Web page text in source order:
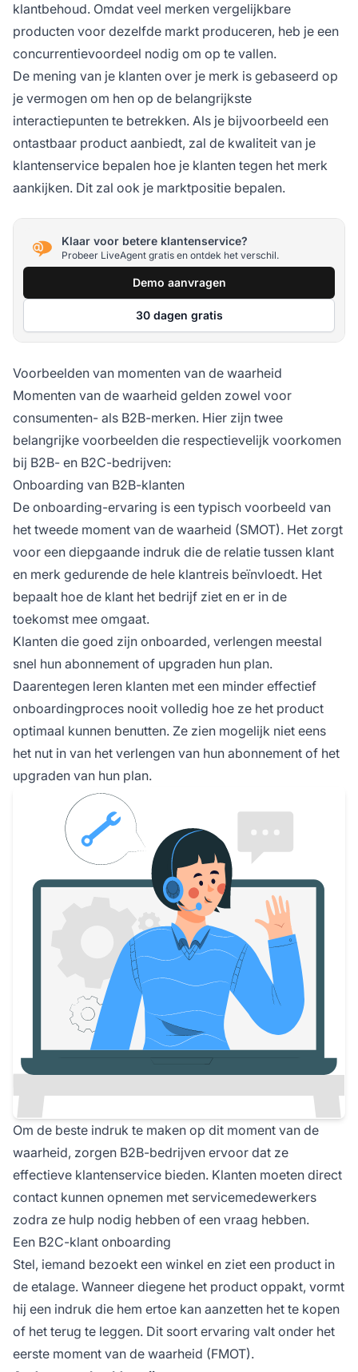
klantbehoud. Omdat veel merken vergelijkbare
producten voor dezelfde markt produceren, heb je een
concurrentievoordeel nodig om op te vallen.
De mening van je klanten over je merk is gebaseerd op
je vermogen om hen op de belangrijkste
interactiepunten te betrekken. Als je bijvoorbeeld een
ontastbaar product aanbiedt, zal de kwaliteit van je
klantenservice bepalen hoe je klanten tegen het merk
aankijken. Dit zal ook je marktpositie bepalen.
Klaar voor betere klantenservice?
Probeer LiveAgent gratis en ontdek het verschil.
Demo aanvragen
30 dagen gratis
Voorbeelden van momenten van de waarheid
Momenten van de waarheid gelden zowel voor
consumenten- als B2B-merken. Hier zijn twee
belangrijke voorbeelden die respectievelijk voorkomen
bij B2B- en B2C-bedrijven:
Onboarding van B2B-klanten
De onboarding-ervaring is een typisch voorbeeld van
het tweede moment van de waarheid (SMOT). Het zorgt
voor een diepgaande indruk die de relatie tussen klant
en merk gedurende de hele klantreis beïnvloedt. Het
bepaalt hoe de klant het bedrijf ziet en er in de
toekomst mee omgaat.
Klanten die goed zijn onboarded, verlengen meestal
snel hun abonnement of upgraden hun plan.
Daarentegen leren klanten met een minder effectief
onboardingproces nooit volledig hoe ze het product
optimaal kunnen benutten. Ze zien mogelijk niet eens
het nut in van het verlengen van hun abonnement of het
upgraden van hun plan.
Om de beste indruk te maken op dit moment van de
waarheid, zorgen B2B-bedrijven ervoor dat ze
effectieve klantenservice bieden. Klanten moeten direct
contact kunnen opnemen met servicemedewerkers
zodra ze hulp nodig hebben of een vraag hebben.
Een B2C-klant onboarding
Stel, iemand bezoekt een winkel en ziet een product in
de etalage. Wanneer diegene het product oppakt, vormt
hij een indruk die hem ertoe kan aanzetten het te kopen
of het terug te leggen. Dit soort ervaring valt onder het
eerste moment van de waarheid (FMOT).